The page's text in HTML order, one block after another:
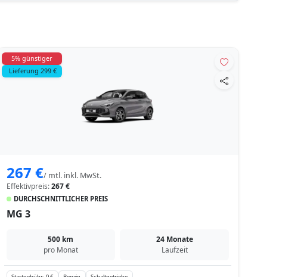
5% günstiger
Lieferung 299 €
267 €/ mtl. inkl. MwSt.
Effektivpreis:267 €
DURCHSCHNITTLICHER PREIS
MG 3
500 km
pro Monat
24 Monate
Laufzeit